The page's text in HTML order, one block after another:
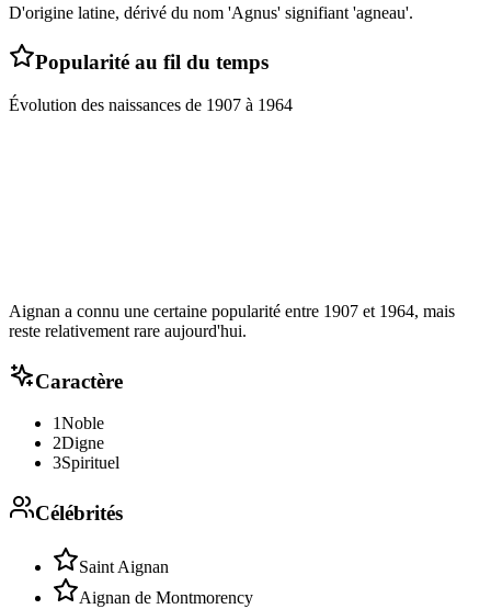
D'origine latine, dérivé du nom 'Agnus' signifiant 'agneau'.
Popularité au fil du temps
Évolution des naissances de 1907 à 1964
Aignan a connu une certaine popularité entre 1907 et 1964, mais
reste relativement rare aujourd'hui.
Caractère
1Noble
2Digne
3Spirituel
Célébrités
Saint Aignan
Aignan de Montmorency